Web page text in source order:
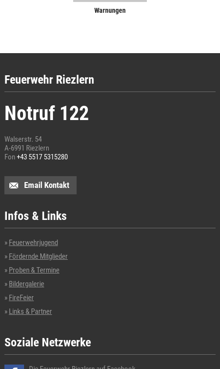
Warnungen
Feuerwehr Riezlern
Notruf 122
Walserstr. 54
A-6991 Riezlern
Fon+43 5517 5315280
Email Kontakt
Infos & Links
Feuerwehrjugend
Fördernde Mitglieder
Proben & Termine
Bildergalerie
FireFeier
Links & Partner
Soziale Netzwerke